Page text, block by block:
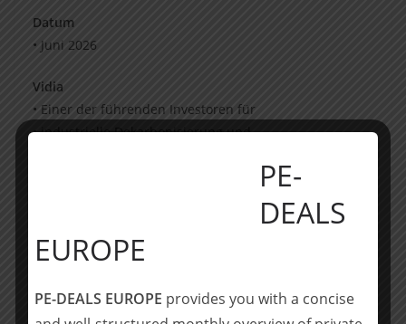
Datum
• Juni 2026
Vidia
• Einer der führenden Investoren für
• industrielle Dekarbonisierung und
• Hauptsitz in München (Deutschland)
• Spezialist für elektrotechnische
PE-
DEALS
EUROPE
PE-DEALS EUROPE provides you with a concise